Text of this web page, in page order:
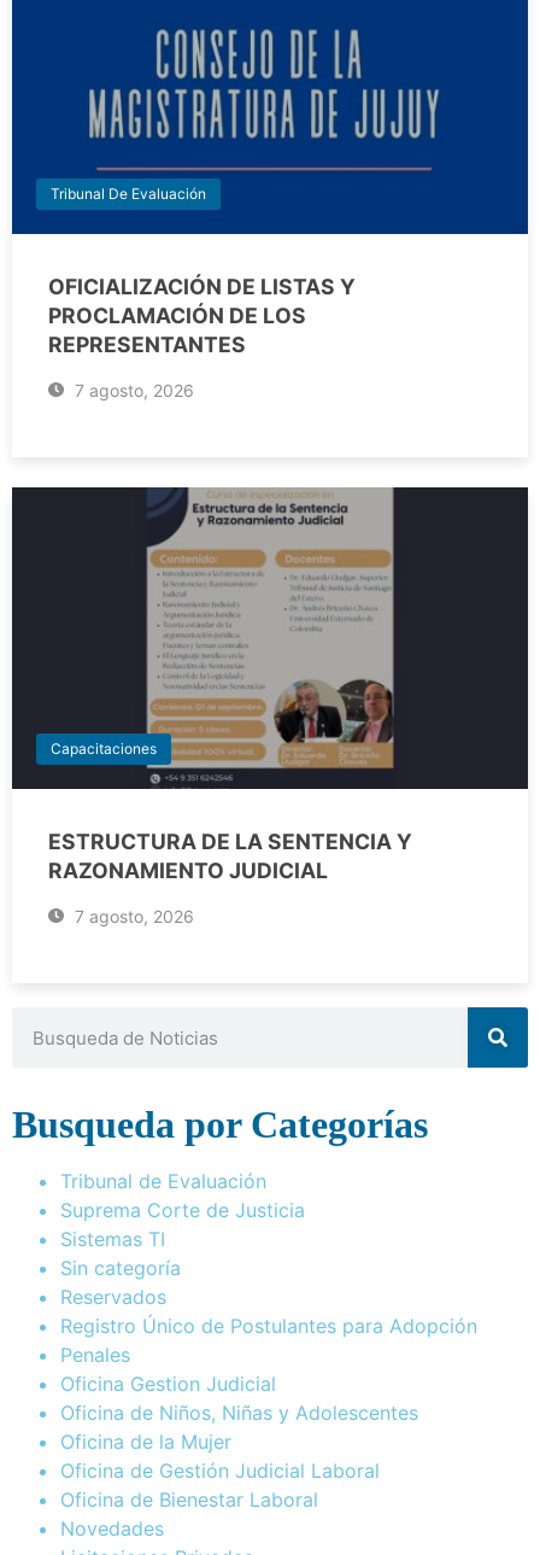
Tribunal De Evaluación
OFICIALIZACIÓN DE LISTAS Y
PROCLAMACIÓN DE LOS
REPRESENTANTES
7 agosto, 2026
Capacitaciones
ESTRUCTURA DE LA SENTENCIA Y
RAZONAMIENTO JUDICIAL
7 agosto, 2026
Busqueda por Categorías
Tribunal de Evaluación
Suprema Corte de Justicia
Sistemas TI
Sin categoría
Reservados
Registro Único de Postulantes para Adopción
Penales
Oficina Gestion Judicial
Oficina de Niños, Niñas y Adolescentes
Oficina de la Mujer
Oficina de Gestión Judicial Laboral
Oficina de Bienestar Laboral
Novedades